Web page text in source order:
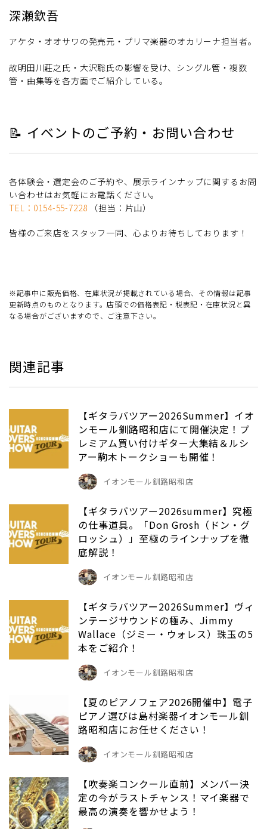
深瀬欽吾
アケタ・オオサワの発売元・プリマ楽器のオカリーナ担当者。
故明田川莊之氏・大沢聡氏の影響を受け、シングル管・複数
管・曲集等を各方面でご紹介している。
📝 イベントのご予約・お問い合わせ
各体験会・選定会のご予約や、展示ラインナップに関するお問
い合わせはお気軽にお電話ください。
TEL：0154-55-7228 （担当：片山）
皆様のご来店をスタッフ一同、心よりお待ちしております！
※記事中に販売価格、在庫状況が掲載されている場合、その情報は記事
更新時点のものとなります。店頭での価格表記・税表記・在庫状況と異
なる場合がございますので、ご注意下さい。
関連記事
【ギタラバツアー2026Summer】イオ
ンモール釧路昭和店にて開催決定！プ
レミアム買い付けギター大集結＆ルシ
アー駒木トークショーも開催！
イオンモール釧路昭和店
【ギタラバツアー2026summer】究極
の仕事道具。「Don Grosh（ドン・グ
ロッシュ）」至極のラインナップを徹
底解説！
イオンモール釧路昭和店
【ギタラバツアー2026Summer】ヴィ
ンテージサウンドの極み、Jimmy
Wallace（ジミー・ウォレス）珠玉の5
本をご紹介！
イオンモール釧路昭和店
【夏のピアノフェア2026開催中】電子
ピアノ選びは島村楽器イオンモール釧
路昭和店にお任せください！
イオンモール釧路昭和店
【吹奏楽コンクール直前】メンバー決
定の今がラストチャンス！マイ楽器で
最高の演奏を響かせよう！